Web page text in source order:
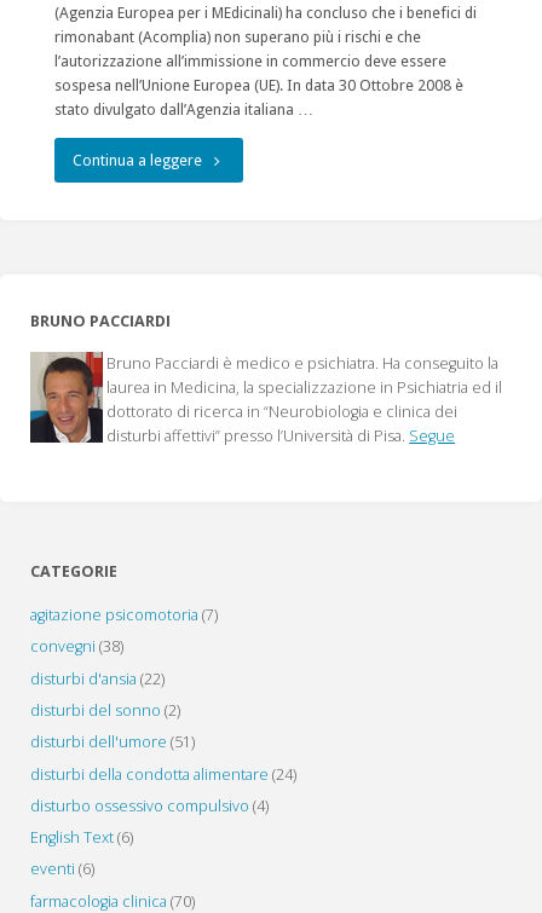
(Agenzia Europea per i MEdicinali) ha concluso che i benefici di
rimonabant (Acomplia) non superano più i rischi e che
l’autorizzazione all’immissione in commercio deve essere
sospesa nell’Unione Europea (UE). In data 30 Ottobre 2008 è
stato divulgato dall’Agenzia italiana …
Continua a leggere"l’agenzia
ha
reso
di
rimonabant
BRUNO PACCIARDI
Bruno Pacciardi è medico e psichiatra. Ha conseguito la
laurea in Medicina, la specializzazione in Psichiatria ed il
dottorato di ricerca in “Neurobiologia e clinica dei
disturbi affettivi” presso l’Università di Pisa. Segue
CATEGORIE
agitazione psicomotoria (7)
convegni (38)
disturbi d'ansia (22)
disturbi del sonno (2)
disturbi dell'umore (51)
disturbi della condotta alimentare (24)
disturbo ossessivo compulsivo (4)
English Text(6)
eventi (6)
farmacologia clinica (70)